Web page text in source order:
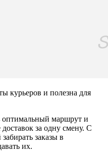
курьеров и полезна для
оптимальный маршрут и
за одну смену. С
заказы в
их.